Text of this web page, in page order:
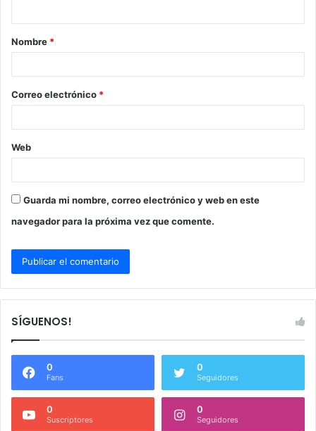
a
r
*
Nombre *
Correo electrónico *
Web
Guarda mi nombre, correo electrónico y web en este
navegador para la próxima vez que comente.
SÍGUENOS!
0
Fans
0
Seguidores
0
Suscriptores
0
Seguidores